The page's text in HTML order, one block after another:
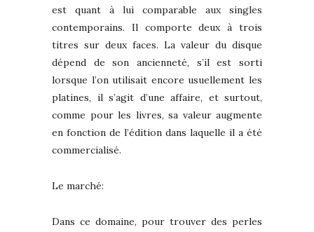
est quant à lui comparable aux singles
contemporains. Il comporte deux à trois
titres sur deux faces. La valeur du disque
dépend de son ancienneté, s’il est sorti
lorsque l’on utilisait encore usuellement les
platines, il s’agit d’une affaire, et surtout,
comme pour les livres, sa valeur augmente
en fonction de l’édition dans laquelle il a été
commercialisé.
Le marché:
Dans ce domaine, pour trouver des perles